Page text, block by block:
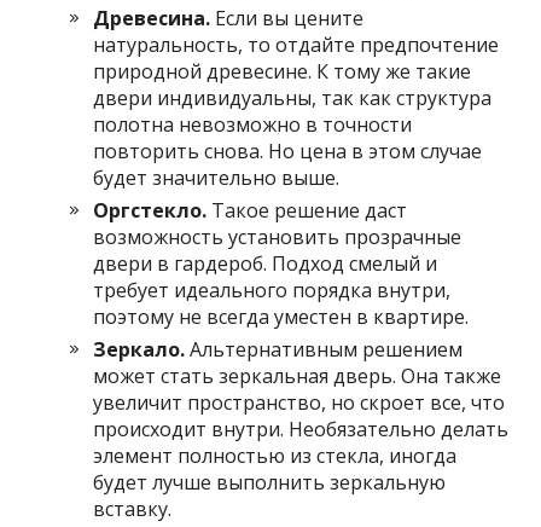
Древесина. Если вы цените
натуральность, то отдайте предпочтение
природной древесине. К тому же такие
двери индивидуальны, так как структура
полотна невозможно в точности
повторить снова. Но цена в этом случае
будет значительно выше.
Оргстекло. Такое решение даст
возможность установить прозрачные
двери в гардероб. Подход смелый и
требует идеального порядка внутри,
поэтому не всегда уместен в квартире.
Зеркало.Альтернативным решением
может стать зеркальная дверь. Она также
увеличит пространство, но скроет все, что
происходит внутри. Необязательно делать
элемент полностью из стекла, иногда
будет лучше выполнить зеркальную
вставку.